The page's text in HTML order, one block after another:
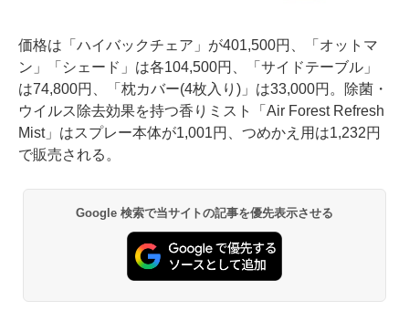
価格は「ハイバックチェア」が401,500円、「オットマ
ン」「シェード」は各104,500円、「サイドテーブル」
は74,800円、「枕カバー(4枚入り)」は33,000円。除菌・
ウイルス除去効果を持つ香りミスト「Air Forest Refresh
Mist」はスプレー本体が1,001円、つめかえ用は1,232円
で販売される。
Google 検索で当サイトの記事を優先表示させる